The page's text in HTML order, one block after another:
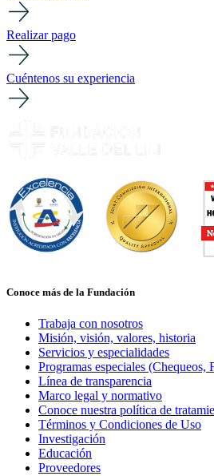
Realizar pago
Cuéntenos su experiencia
Conoce más de la Fundación
Trabaja con nosotros
Misión, visión, valores, historia
Servicios y especialidades
Programas especiales
Línea de transparencia
Marco legal y normativo
Conoce nuestra política de
Términos y Condiciones de Uso
Investigación
Educación
Proveedores